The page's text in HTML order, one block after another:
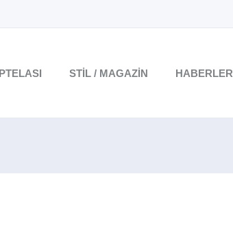
STIL / MAGAZIN HABERLER